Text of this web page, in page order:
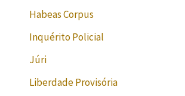
Habeas Corpus
Inquérito Policial
Júri
Liberdade Provisória